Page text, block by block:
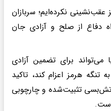
نکرده‌ایم؛ سربازان
دفاع از صلح و آزادی جان
می‌تواند برای تضمین آزادی
هرمز اعزام کند، تاکید
تثبیت‌شده و چارچوبی
است.